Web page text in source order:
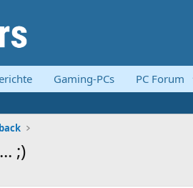
Gaming-PCs PC Forum
;)